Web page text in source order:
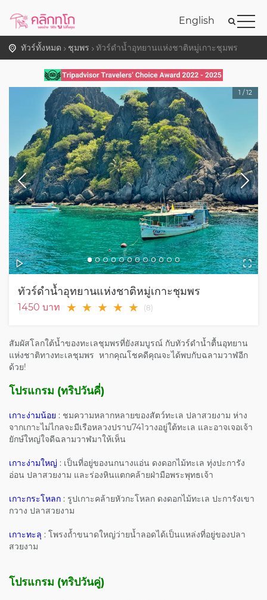
English
ทัวร์ทั้งหมด ชุมพร ทัวร์ดำน้ำอุทยานแห่งชาติหมู่เกาะชุมพร
1 /12
ทัวร์ดำน้ำอุทยานแห่งชาติหมู่เกาะชุมพร
1450 บาท ★ ★ ★ ★ ★ (8)
สัมผัสโลกใต้น้ำของทะเลชุมพรที่ยังสมบูรณ์ กับทัวร์ดำน้ำตื้นอุทยาน
แห่งชาติทางทะเลชุมพร หากคุณโชคดีคุณจะได้พบกับฉลามวาฬอีก
ด้วย!
โปรแกรม (ทริปวันคี่)
เกาะง่ามน้อย : ชมความหลากหลายของสัตว์ทะเล ปลาสวยงาม ห่าง
จากเกาะไม่ไกลจะมีเรือหลวงปราบ741วางอยู่ใต้ทะเล และอาจเจอเจ้า
ยักษ์ใหญ่ใจดีฉลามวาฬมาให้เห็น
เกาะง่ามใหญ่ : เป็นที่อยู่ของนกนางแอ่น ดงดอกไม้ทะเล ทุ่งปะการัง
อ่อน ปลาสวยงาม และร่องหินแตกคล้ายฝ่ามือพระพุทธเจ้า
เกาะกระโหลก : รูปเกาะคล้ายหัวกะโหลก ดงดอกไม้ทะเล ปะการังเขา
กวาง ปลาสวยงาม
เกาะทะลุ : โพรงถ้ำขนาดใหญ่ว่ายน้ำลอดได้เป็นแหล่งที่อยู่ของปลา
สวยงาม
โปรแกรม (ทริปวันคู่)